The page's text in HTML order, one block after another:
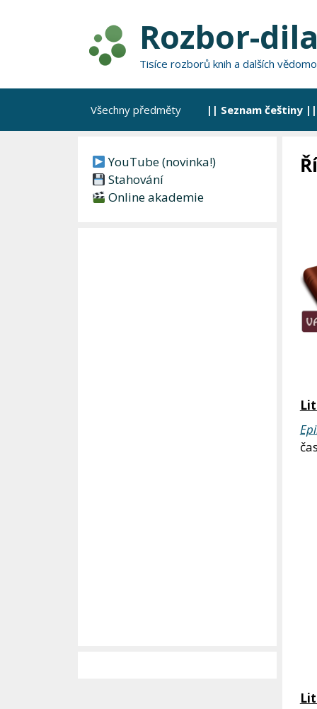
Rozbor-
Tisíce rozborů knih a dalších
Všechny předměty || Seznam češtiny ||
YouTube (novinka!)
Stahování
Online akademie